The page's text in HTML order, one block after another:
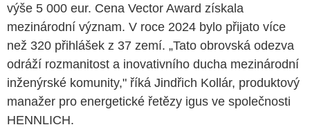
výše 5 000 eur. Cena Vector Award získala
mezinárodní význam. V roce 2024 bylo přijato více
než 320 přihlášek z 37 zemí. „Tato obrovská odezva
odráží rozmanitost a inovativního ducha mezinárodní
inženýrské komunity," říká Jindřich Kollár, produktový
manažer pro energetické řetězy igus ve společnosti
HENNLICH.